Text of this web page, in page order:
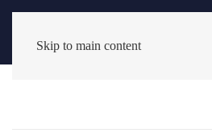
Skip to main content